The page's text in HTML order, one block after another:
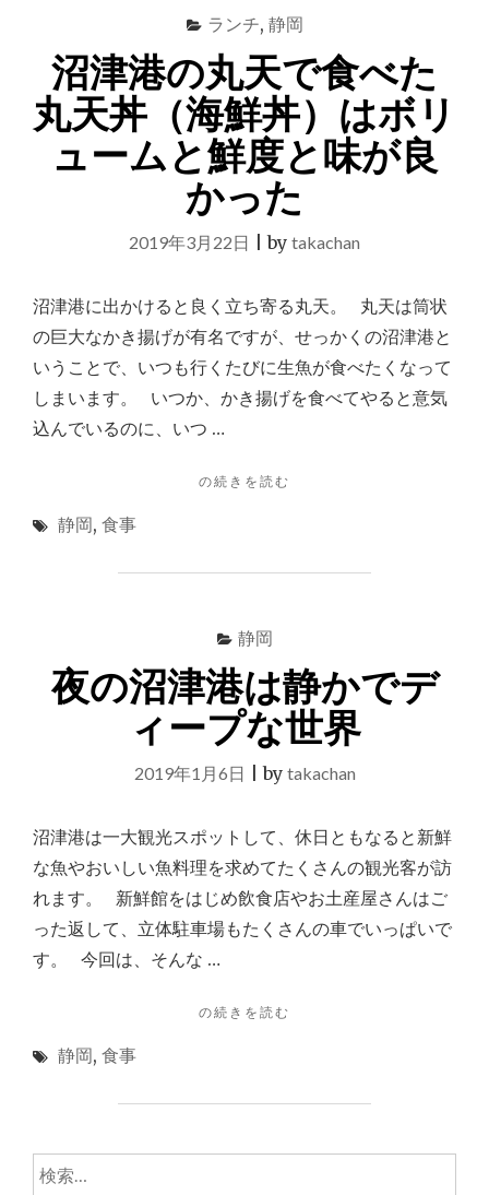
迷
た
と
き
に
刺
身
盛
り
を
食
セ
ッ
ト
も
い"
ランチ, 静岡
沼津港の丸天で食べた
丸天丼（海鮮丼）はボリ
ュームと鮮度と味が良
かった
2019年3月22日 |by takachan
沼津港に出かけると良く立ち寄る丸天。 丸天は筒状
の巨大なかき揚げが有名ですが、せっかくの沼津港と
いうことで、いつも行くたびに生魚が食べたくなって
しまいます。 いつか、かき揚げを食べてやると意気
込んでいるのに、いつ …
"沼
丸
べ
た
丸
天
（海
は
ボ
リ
ュ
ー
ム
鮮
が
の続きを読む
静岡, 食事
静岡
夜の沼津港は静かでデ
ィープな世界
2019年1月6日 |by takachan
沼津港は一大観光スポットして、休日ともなると新鮮
な魚やおいしい魚料理を求めてたくさんの観光客が訪
れます。 新鮮館をはじめ飲食店やお土産屋さんはご
った返して、立体駐車場もたくさんの車でいっぱいで
す。 今回は、そんな …
"夜
港
の続きを読む
静岡, 食事
検